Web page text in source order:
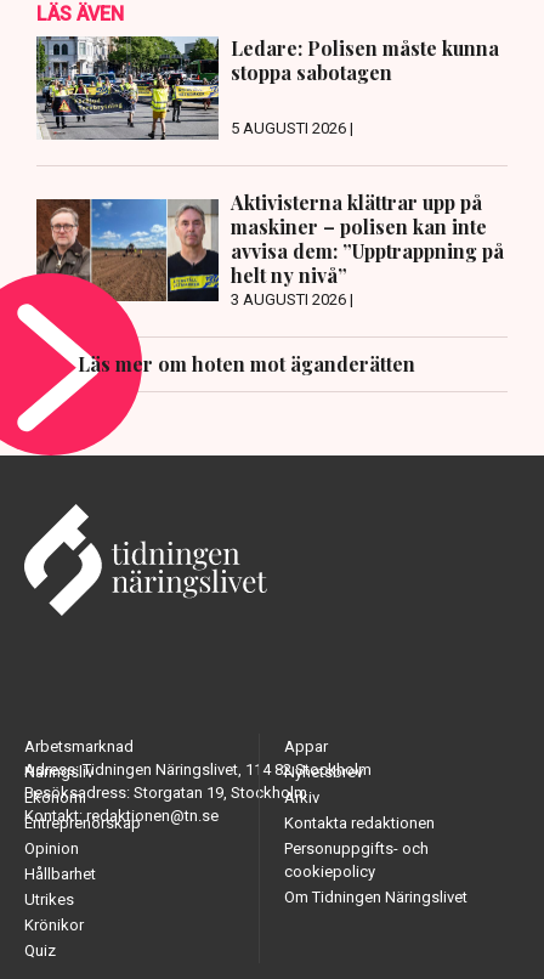
LÄS ÄVEN
Ledare: Polisen måste kunna
stoppa sabotagen
5 AUGUSTI 2026 |
Aktivisterna klättrar upp på
maskiner – polisen kan inte
avvisa dem: ”Upptrappning på
helt ny nivå”
3 AUGUSTI 2026 |
Läs mer om hoten mot äganderätten
Adress: Tidningen Näringslivet, 114 82 Stockholm
Besöksadress: Storgatan 19, Stockholm
Kontakt: redaktionen@tn.se
Arbetsmarknad
Näringsliv
Ekonomi
Entreprenörskap
Opinion
Hållbarhet
Utrikes
Krönikor
Quiz
Appar
Nyhetsbrev
Arkiv
Kontakta redaktionen
Personuppgifts- och
cookiepolicy
Om Tidningen Näringslivet